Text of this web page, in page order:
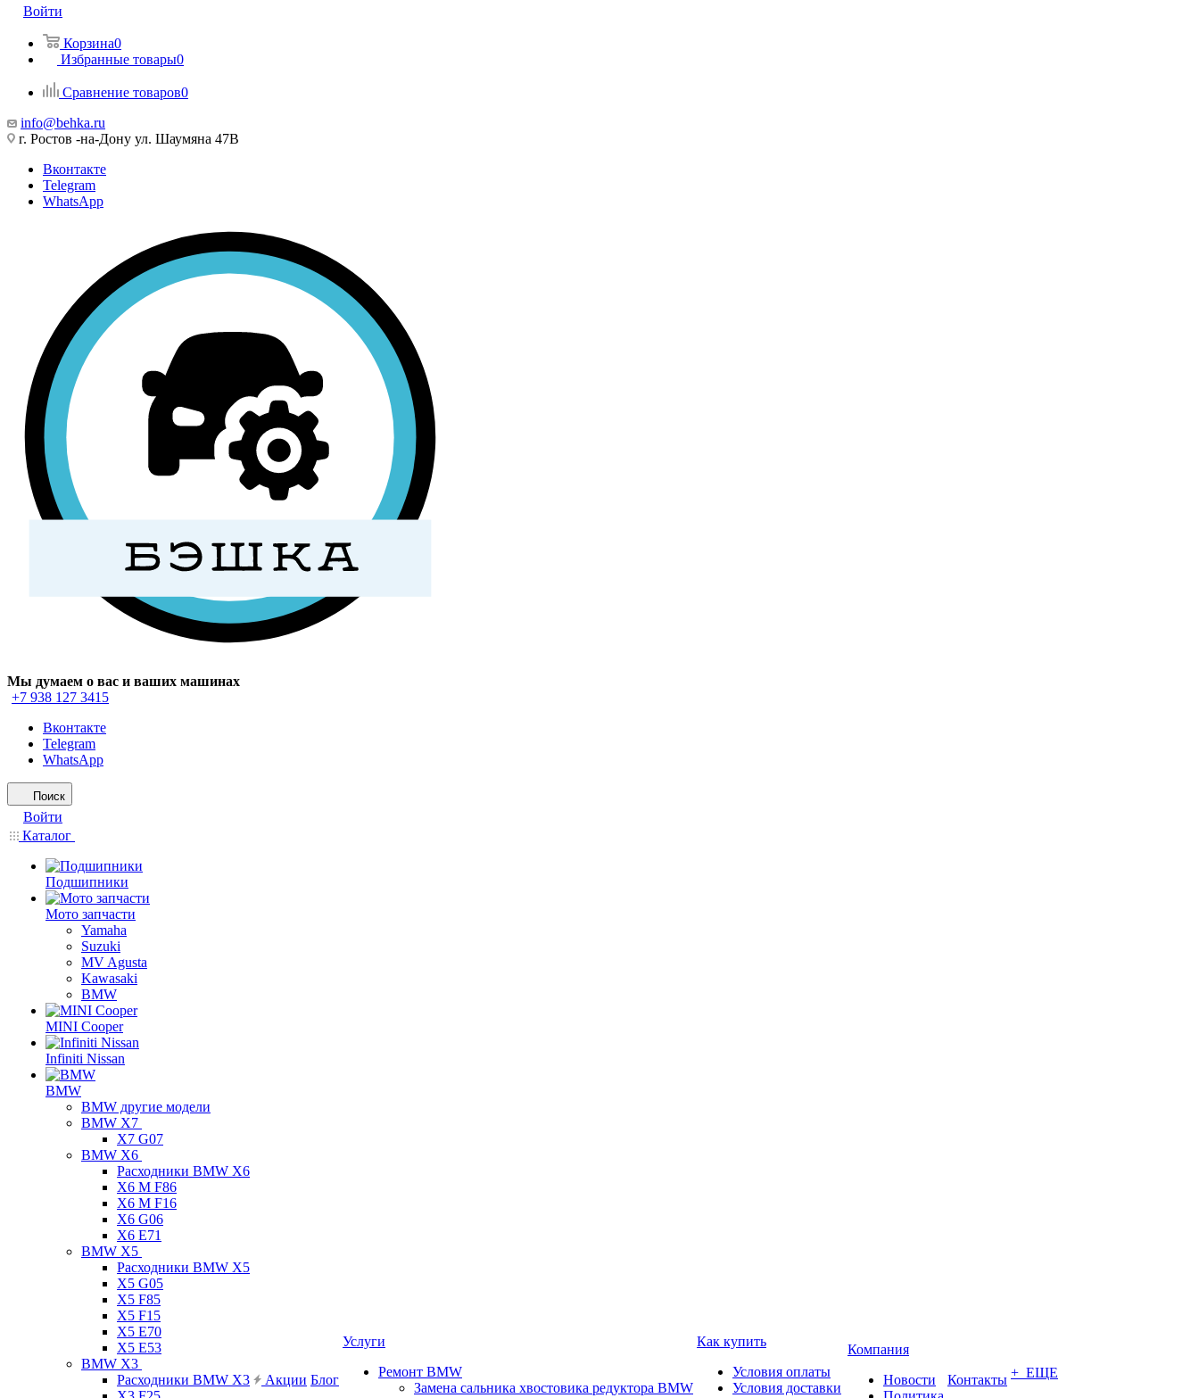
Войти
Корзина0
Избранные товары0
Сравнение товаров0
info@behka.ru
г. Ростов -на-Дону ул. Шаумяна 47В
Вконтакте
Telegram
WhatsApp
Мы думаем о вас и ваших машинах
+7 938 127 3415
Вконтакте
Telegram
WhatsApp
Поиск
Войти
Каталог
Подшипники
Мото запчасти
Yamaha
Suzuki
MV Agusta
Kawasaki
BMW
MINI Cooper
Infiniti Nissan
BMW
BMW другие модели
BMW X7
X7 G07
BMW X6
Расходники BMW X6
X6 M F86
X6 M F16
X6 G06
X6 E71
BMW X5
Расходники BMW X5
X5 G05
X5 F85
X5 F15
X5 E70
X5 E53
BMW X3
Расходники BMW X3
Акции Блог
Услуги
Ремонт BMW
Замена сальника хвостовика редуктора BMW
Как купить
Условия оплаты
Условия доставки
Компания
Новости
Контакты + ЕЩЕ